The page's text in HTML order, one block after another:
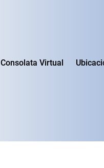
Consolata Virtual